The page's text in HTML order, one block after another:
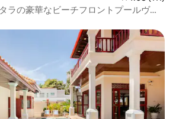
ラの豪華なビーチフロントプールヴィ